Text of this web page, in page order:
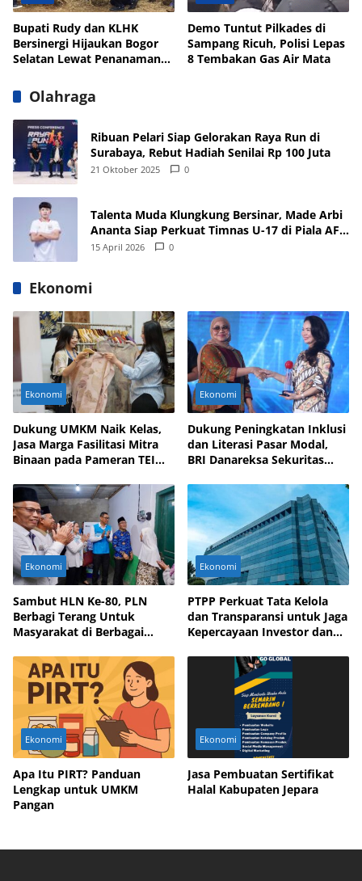
Bupati Rudy dan KLHK
Bersinergi Hijaukan Bogor
Selatan Lewat Penanaman
Demo Tuntut Pilkades di
Sampang Ricuh, Polisi Lepas
8 Tembakan Gas Air Mata
Olahraga
Ribuan Pelari Siap Gelorakan Raya Run di
Surabaya, Rebut Hadiah Senilai Rp 100 Juta
21 Oktober 2025 0
Talenta Muda Klungkung Bersinar, Made Arbi
Ananta Siap Perkuat Timnas U-17 di Piala AFF
dan Asia 2026
15 April 2026 0
Ekonomi
Ekonomi
Dukung UMKM Naik Kelas,
Jasa Marga Fasilitasi Mitra
Binaan pada Pameran TEI
Ekonomi
Dukung Peningkatan Inklusi
dan Literasi Pasar Modal,
BRI Danareksa Sekuritas
Ekonomi
Sambut HLN Ke-80, PLN
Berbagi Terang Untuk
Masyarakat di Berbagai
Ekonomi
PTPP Perkuat Tata Kelola
dan Transparansi untuk Jaga
Kepercayaan Investor dan
Ekonomi
Apa Itu PIRT? Panduan
Lengkap untuk UMKM
Pangan
Ekonomi
Jasa Pembuatan Sertifikat
Halal Kabupaten Jepara